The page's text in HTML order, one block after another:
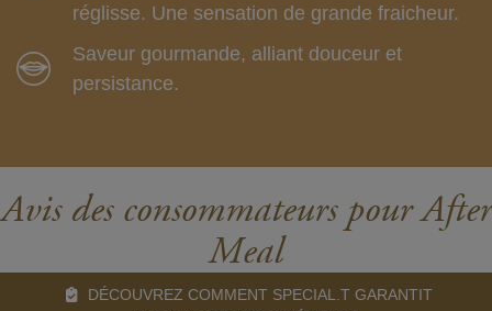
réglisse. Une sensation de grande fraicheur.
Saveur gourmande, alliant douceur et
persistance.
Avis des consommateurs pour After
Meal
DÉCOUVREZ COMMENT SPECIAL.T GARANTIT